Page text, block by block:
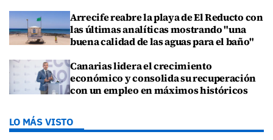
Arrecife reabre la playa de El Reducto con
las últimas analíticas mostrando "una
buena calidad de las aguas para el baño"
Canarias lidera el crecimiento
económico y consolida su recuperación
con un empleo en máximos históricos
LO MÁS VISTO